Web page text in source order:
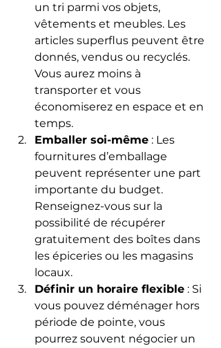
un tri parmi vos objets,
vêtements et meubles. Les
articles superflus peuvent être
donnés, vendus ou recyclés.
Vous aurez moins à
transporter et vous
économiserez en espace et en
temps.
Emballer soi-même : Les
fournitures d’emballage
peuvent représenter une part
importante du budget.
Renseignez-vous sur la
possibilité de récupérer
gratuitement des boîtes dans
les épiceries ou les magasins
locaux.
Définir un horaire flexible : Si
vous pouvez déménager hors
période de pointe, vous
pourrez souvent négocier un